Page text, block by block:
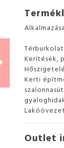
Kerítések,
Kerti
Outlet